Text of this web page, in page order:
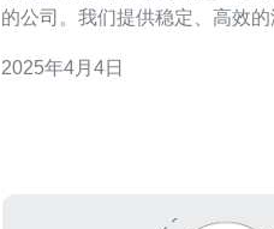
的公司。我们提供稳定、高效
发商，我们都能满足您的需求。 我们的游戏服务器基
2025年4月4日